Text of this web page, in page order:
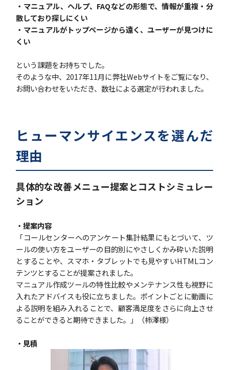
・マニュアル、ヘルプ、FAQなどの形態で、情報が重複・分
散しており探しにくい
・マニュアルがトップページから遠く、ユーザーが見つけに
くい
という課題をお持ちでした。
そのような中、2017年11月に弊社Webサイトをご覧になり、
お問い合わせをいただき、数社による選定が行われました。
ヒューマンサイエンスを選んだ
理由
具体的な改善メニュー提案とコストシミュレー
ション
・提案内容
「コールセンターへのアンケート集計結果にもとづいて、ツ
ールの使い方をユーザーの目的別にやさしくかみ砕いた説明
とすることや、スマホ・タブレットでも見やすいHTMLコン
テンツとすることが提案されました。
マニュアル作成ツールの特性比較やメンテナンス性も視野に
入れたアドバイスも役に立ちました。ポイントごとに動画に
よる説明を組み入れることで、顧客満足度をさらに向上させ
ることができると期待できました。」（柿澤様）
・見積